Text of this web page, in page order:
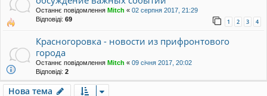
Останнє повідомлення Mitch « 02 серпня 2017, 21:29
Відповіді: 69 1 2 3 4
Красногоровка - новости из прифронтового
города
Останнє повідомлення Mitch « 09 січня 2017, 20:02
Відповіді: 2
Нова тема